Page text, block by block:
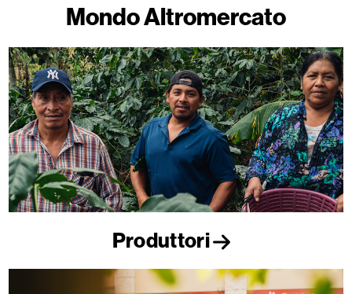
Mondo Altromercato
Produttori